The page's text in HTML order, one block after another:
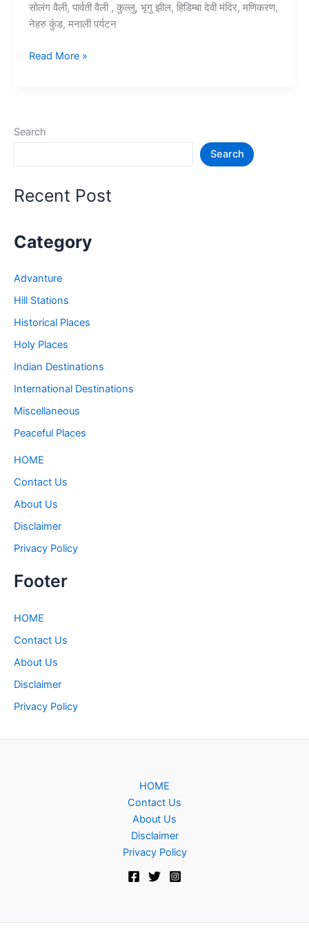
सोलंग वैली, पार्वती वैली , कुल्लु, भृगु झील, हिडिम्बा देवी मंदिर, मणिकरण,
नेहरु कुंड, मनाली पर्यटन
15+
जगह
Places
Read More »
Search
Search
Recent Post
Category
Advanture
Hill Stations
Historical Places
Holy Places
Indian Destinations
International Destinations
Miscellaneous
Peaceful Places
HOME
Contact Us
About Us
Disclaimer
Privacy Policy
Footer
HOME
Contact Us
About Us
Disclaimer
Privacy Policy
HOME
Contact Us
About Us
Disclaimer
Privacy Policy